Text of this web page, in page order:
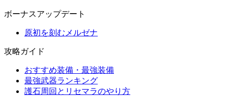
ボーナスアップデート
原初を刻むメルゼナ
攻略ガイド
おすすめ装備・最強装備
最強武器ランキング
護石周回とリセマラのやり方